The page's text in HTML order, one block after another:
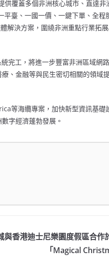
覆蓋多個非洲核心城市、直達非
臺、一國一價、一鍵下單、全程
解決方案，圍繞非洲重點行業拓
完工，將進一步豐富非洲區域網
、金融等與民生密切相關的領域
等海纜專案，加快新型資訊基礎
字經濟蓬勃發展。
與香港迪士尼樂園度假區合作
「Magical